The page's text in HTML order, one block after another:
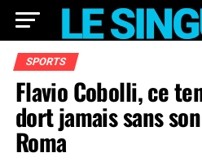
SPORTS
Flavio Cobolli, ce
dort jamais sans
Roma